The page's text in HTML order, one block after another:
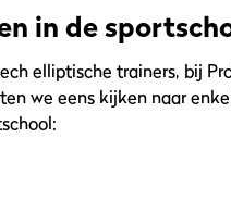
in de
elliptische trainers, bij
we eens kijken naar